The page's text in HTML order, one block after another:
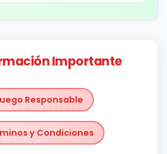
Importante
Responsable
y Condiciones